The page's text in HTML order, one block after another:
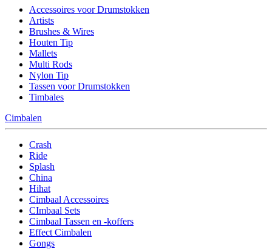
Accessoires voor Drumstokken
Artists
Brushes & Wires
Houten Tip
Mallets
Multi Rods
Nylon Tip
Tassen voor Drumstokken
Timbales
Cimbalen
Crash
Ride
Splash
China
Hihat
Cimbaal Accessoires
CImbaal Sets
Cimbaal Tassen en -koffers
Effect Cimbalen
Gongs